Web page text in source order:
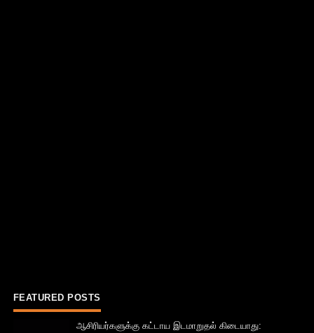
FEATURED POSTS
ஆசிரியர்களுக்கு கட்டாய இடமாறுதல் கிடையாது: